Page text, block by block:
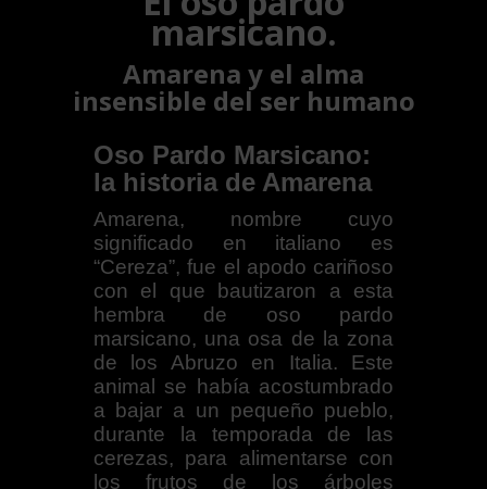
marsicano.
Amarena y el alma
insensible del ser humano
Oso Pardo Marsicano:
la historia de Amarena
Amarena, nombre cuyo
significado en italiano es
“Cereza”, fue el apodo cariñoso
con el que bautizaron a esta
hembra de oso pardo
marsicano, una osa de la zona
de los Abruzo en Italia. Este
animal se había acostumbrado
a bajar a un pequeño pueblo,
durante la temporada de las
cerezas, para alimentarse con
los frutos de los árboles